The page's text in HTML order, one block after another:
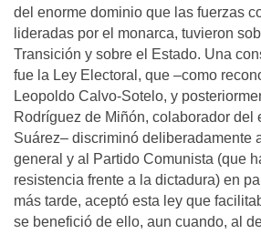
del enorme dominio que las fuerzas
lideradas por el monarca, tuvieron
Transición y sobre el Estado. Una
fue la Ley Electoral, que –como
Leopoldo Calvo-Sotelo, y
Rodríguez de Miñón, colaborador del
Suárez– discriminó deliberadamente
general y al Partido Comunista (que
resistencia frente a la dictadura) en
más tarde, aceptó esta ley que
se benefició de ello, aun cuando, al